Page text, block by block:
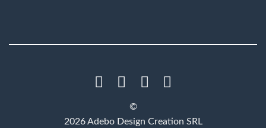
©
2026 Adebo Design Creation SRL